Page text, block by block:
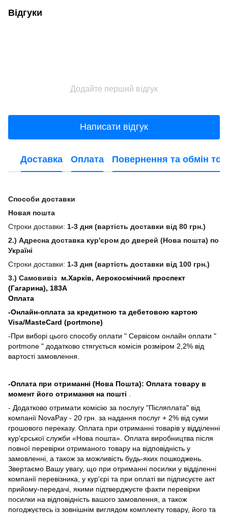
Відгуки
Додайте перший відгук
Написати відгук
Доставка Оплата Повернення та обмін
Способи доставки
Новая пошта
Строки доставки: 1-3 дня (вартість доставки від 80 грн.)
2.) Адресна доставка кур'єром до дверей (Нова пошта) по
Україні
Строки доставки: 1-3 дня (вартість доставки від 100 грн.)
3.) Самовивіз м.Харків, Аерокосмічний проспект
(Гагарина), 183А
Оплата
-Онлайн-оплата за кредитною та дебетовою картою
Visa/MasteCard (portmone)
-При виборі цього способу оплати " Сервісом онлайн оплати "
portmone " додатково стягується комісія розміром 2,2% від
вартості замовлення.
-Оплата при отриманні (Нова Пошта): Оплата товару в
момент його отримання на пошті
- Додатково отримати комісію за послугу "Післяплата" від
компанії NovaPay - 20 грн. за надання послуг + 2% від суми
грошового переказу. Оплата при отриманні товарів у відділенні
кур'єрської служби «Нова пошта». Оплата виробництва після
повної перевірки отриманого товару на відповідність у
замовленні, а також за можливість будь-яких пошкоджень.
Звертаємо Вашу увагу, що при отриманні посилки у відділенні
компанії перевізника, у кур'єрі та при оплаті ви підписуєте акт
прийому-передачі, якими підтверджуєте факти перевірки
посилки на відповідність вашого замовлення, а також
погоджуєтесь із зовнішнім виглядом комплекту товару, його та